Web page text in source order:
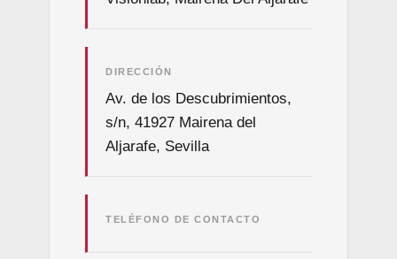
DIRECCIÓN
Av. de los Descubrimientos,
s/n, 41927 Mairena del
Aljarafe, Sevilla
TELÉFONO DE CONTACTO